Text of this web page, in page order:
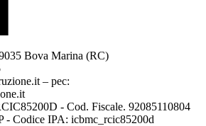
Bova Marina (RC)
– pec:
- Cod. Fiscale. 92085110804
Codice IPA: icbmc_rcic85200d